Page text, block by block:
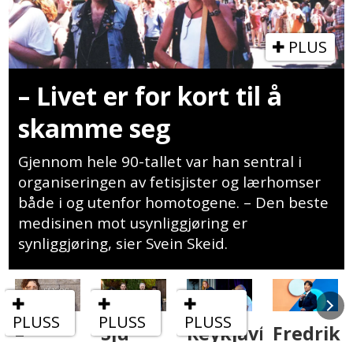
PLUS
– Livet er for kort til å
skamme seg
Gjennom hele 90-tallet var han sentral i
organiseringen av fetisjister og lærhomser
både i og utenfor homotogene. – Den beste
medisinen mot usynliggjøring er
synliggjøring, sier Svein Skeid.
PLUSS
Sju
PLUSS
ReykjavíkFredrik
PLUSS
– Vi